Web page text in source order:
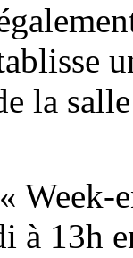
la
Week-
à 13h